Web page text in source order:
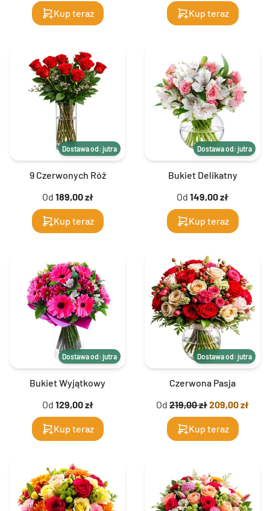
Kup teraz Kup teraz
Dostawa od: jutra
9 Czerwonych Róż
Od 189,00 zł
Kup teraz
Dostawa od: jutra
Bukiet Delikatny
Od 149,00 zł
Kup teraz
Dostawa od: jutra
Bukiet Wyjątkowy
Od 129,00 zł
Kup teraz
Dostawa od: jutra
Czerwona Pasja
Od 219,00 zł209,00 zł
Kup teraz